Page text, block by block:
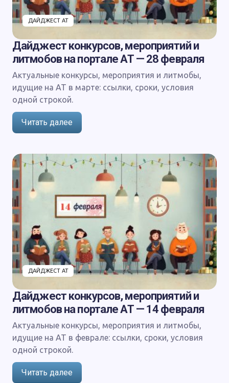
ДАЙДЖЕСТ АТ
Дайджест конкурсов, мероприятий и
литмобов на портале АТ — 28 февраля
Актуальные конкурсы, мероприятия и литмобы,
идущие на АТ в марте: ссылки, сроки, условия
одной строкой.
Читать далее
ДАЙДЖЕСТ АТ
Дайджест конкурсов, мероприятий и
литмобов на портале АТ — 14 февраля
Актуальные конкурсы, мероприятия и литмобы,
идущие на АТ в феврале: ссылки, сроки, условия
одной строкой.
Читать далее